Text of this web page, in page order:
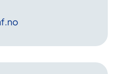
.no